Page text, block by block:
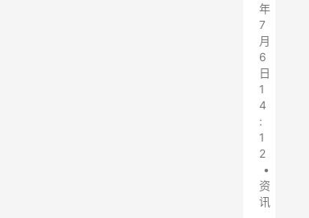
年
7
月
6
日
1
4
:
1
2
•
资
讯